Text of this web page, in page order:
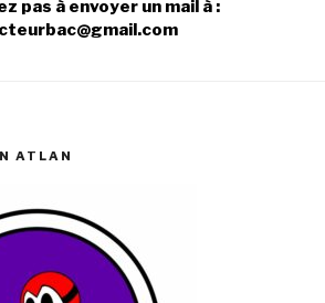
pas à envoyer un mail à :
ATLAN